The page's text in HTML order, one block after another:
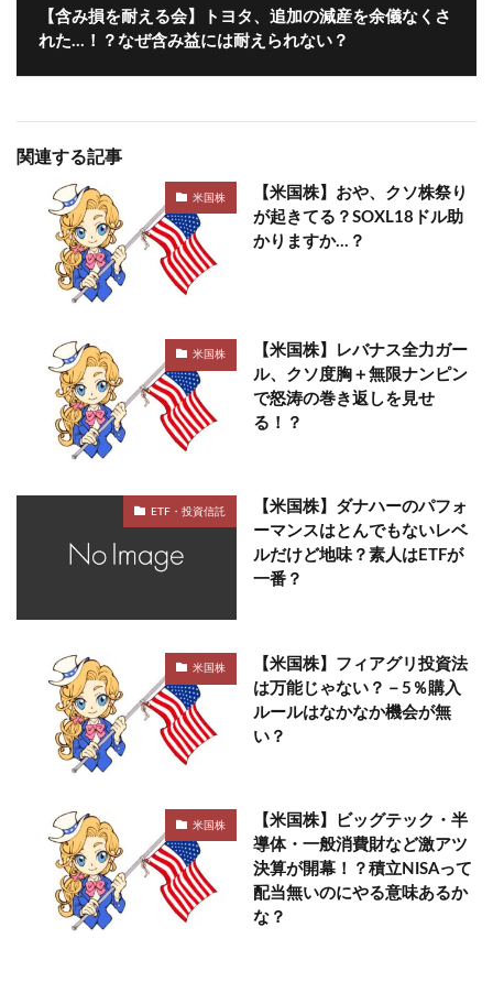
【含み損を耐える会】トヨタ、追加の減産を余儀なくさ
れた…！？なぜ含み益には耐えられない？
関連する記事
米国株
【米国株】おや、クソ株祭り
が起きてる？SOXL18ドル助
かりますか…？
米国株
【米国株】レバナス全力ガー
ル、クソ度胸＋無限ナンピン
で怒涛の巻き返しを見せ
る！？
ETF・投資信託
【米国株】ダナハーのパフォ
ーマンスはとんでもないレベ
ルだけど地味？素人はETFが
一番？
米国株
【米国株】フィアグリ投資法
は万能じゃない？－5％購入
ルールはなかなか機会が無
い？
米国株
【米国株】ビッグテック・半
導体・一般消費財など激アツ
決算が開幕！？積立NISAって
配当無いのにやる意味あるか
な？